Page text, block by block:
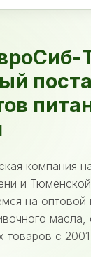
компания
и
на оптовой
масла,
товаров с 2001